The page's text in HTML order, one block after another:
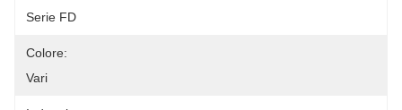
Serie FD
Colore:
Vari